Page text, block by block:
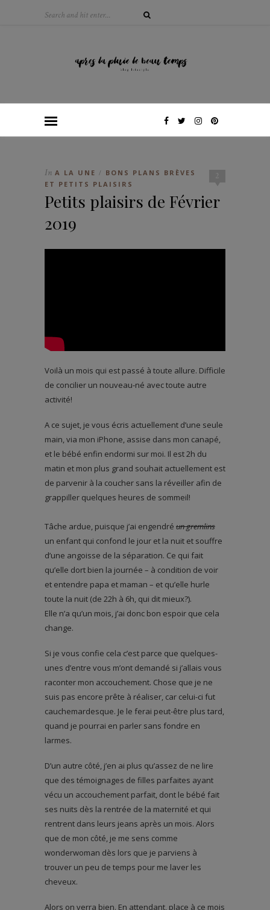
2
In A LA UNE /
BONS PLANS BRÈVES
ET PETITS PLAISIRS
Petits plaisirs de Février
2019
Voilà un mois qui est passé à toute allure. Difficile
de concilier un nouveau-né avec toute autre
activité!
A ce sujet, je vous écris actuellement d’une seule
main, via mon iPhone, assise dans mon canapé,
et le bébé enfin endormi sur moi. Il est 2h du
matin et mon plus grand souhait actuellement est
de parvenir à la coucher sans la réveiller afin de
grappiller quelques heures de sommeil!
Tâche ardue, puisque j’ai engendré un gremlins
un enfant qui confond le jour et la nuit et souffre
d’une angoisse de la séparation. Ce qui fait
qu’elle dort bien la journée – à condition de voir
et entendre papa et maman – et qu’elle hurle
toute la nuit (de 22h à 6h, qui dit mieux?).
Elle n’a qu’un mois, j’ai donc bon espoir que cela
change.
Si je vous confie cela c’est parce que quelques-
unes d’entre vous m’ont demandé si j’allais vous
raconter mon accouchement. Chose que je ne
suis pas encore prête à réaliser, car celui-ci fut
cauchemardesque. Je le ferai peut-être plus tard,
quand je pourrai en parler sans fondre en
larmes.
D’un autre côté, j’en ai plus qu’assez de ne lire
que des témoignages de filles parfaites ayant
vécu un accouchement parfait, dont le bébé fait
ses nuits dès la rentrée de la maternité et qui
rentrent dans leurs jeans après un mois. Alors
que de mon côté, je me sens comme
wonderwoman dès lors que je parviens à
trouver un peu de temps pour me laver les
cheveux.
Alors on verra bien. En attendant, place à ce mois